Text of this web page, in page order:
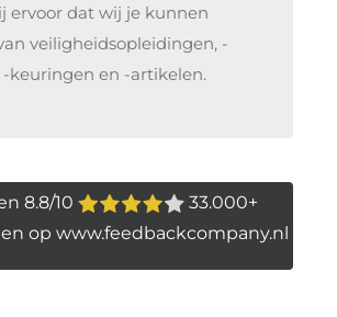
ervoor dat wij je kunnen
veiligheidsopleidingen, -
-keuringen en -artikelen.
8.8/10
33.000+
op www.feedbackcompany.nl